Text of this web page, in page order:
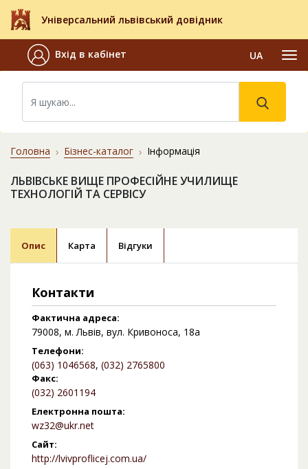
Універсальний львівський довідник
Вхід в кабінет UA
Головна Бізнес-каталог Інформація
ЛЬВІВСЬКЕ ВИЩЕ ПРОФЕСІЙНЕ УЧИЛИЩЕ
ТЕХНОЛОГІЙ ТА СЕРВІСУ
Опис Карта Відгуки
Контакти
Фактична адреса:
79008, м. Львів, вул. Кривоноса, 18а
Телефони:
(063) 1046568, (032) 2765800
Факс:
(032) 2601194
Електронна пошта:
wz32@ukr.net
Сайт:
http://lvivproflicej.com.ua/